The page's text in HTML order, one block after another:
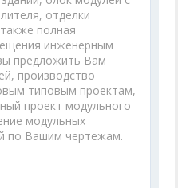
отделки
полная
инженерным
предложить Вам
производство
типовым проектам,
проект модульного
модульных
по Вашим чертежам.